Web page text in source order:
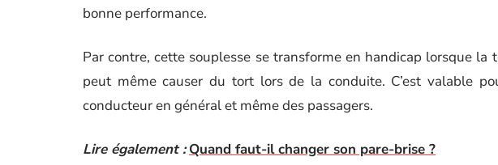
bonne performance.
Par contre, cette souplesse se transforme en handicap lorsque
peut même causer du tort lors de la conduite. C’est valable
conducteur en général et même des passagers.
Lire également : Quand faut-il changer son pare-brise ?